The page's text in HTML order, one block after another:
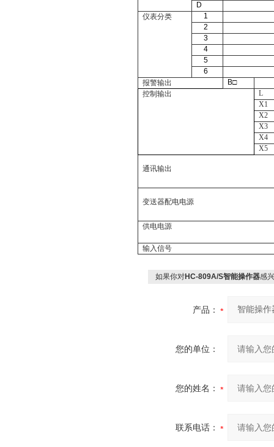
D
仪表分类
1
2
3
4
5
6
报警输出
B□
控制输出
L
X1
X2
X3
X4
X5
通讯输出
变送器配电电源
供电电源
输入信号
如果你对HC-809A/S智能操作器感
产品：
您的单位：
您的姓名：
联系电话：